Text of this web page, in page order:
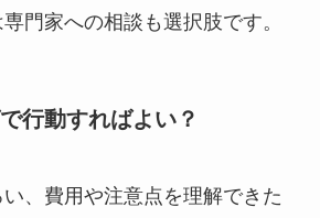
門家への相談も選択肢です。
行動すればよい？
、費用や注意点を理解できた